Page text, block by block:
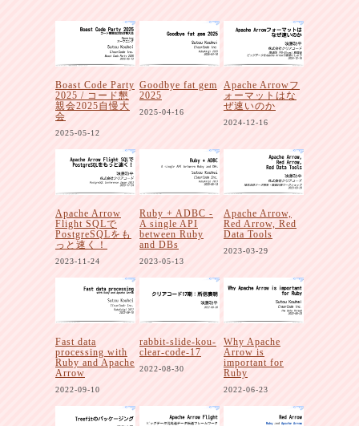
Boast Code Party
2025 / コード懇
親会2025自慢大
会
2025-05-12
Goodbye fat gem
2025
2025-04-16
Apache Arrowフ
ォーマットはな
ぜ速いのか
2024-12-16
Apache Arrow
Flight SQLで
PostgreSQLをも
っと速く！
2023-11-24
Ruby + ADBC -
A single API
between Ruby
and DBs
2023-05-13
Apache Arrow,
Red Arrow, Red
Data Tools
2023-03-29
Fast data
processing with
Ruby and Apache
Arrow
2022-09-10
rabbit-slide-kou-
clear-code-17
2022-08-30
Why Apache
Arrow is
important for
Ruby
2022-06-23